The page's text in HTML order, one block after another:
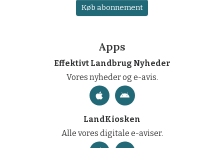
Køb abonnement
Apps
Effektivt Landbrug Nyheder
Vores nyheder og e-avis.
LandKiosken
Alle vores digitale e-aviser.